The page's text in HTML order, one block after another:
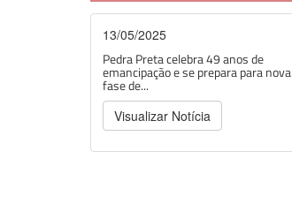
13/05/2025
Pedra Preta celebra 49 anos de
emancipação e se prepara para nova
fase de...
Visualizar Notícia